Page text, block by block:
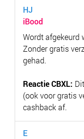
HJ
iBood
Wordt afgekeurd
Zonder gratis
gehad.
Reactie CBXL:
(ook voor gratis
cashback af.
E